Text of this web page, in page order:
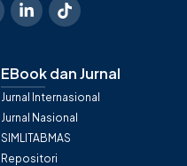
EBook dan Jurnal
Jurnal Internasional
Jurnal Nasional
SIMLITABMAS
Repositori